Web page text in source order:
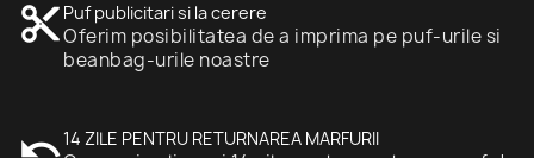
content_cut Puf publicitari si la cerere
Oferim posibilitatea de a imprima pe puf-urile si
beanbag-urile noastre
14 ZILE PENTRU RETURNAREA MARFURII